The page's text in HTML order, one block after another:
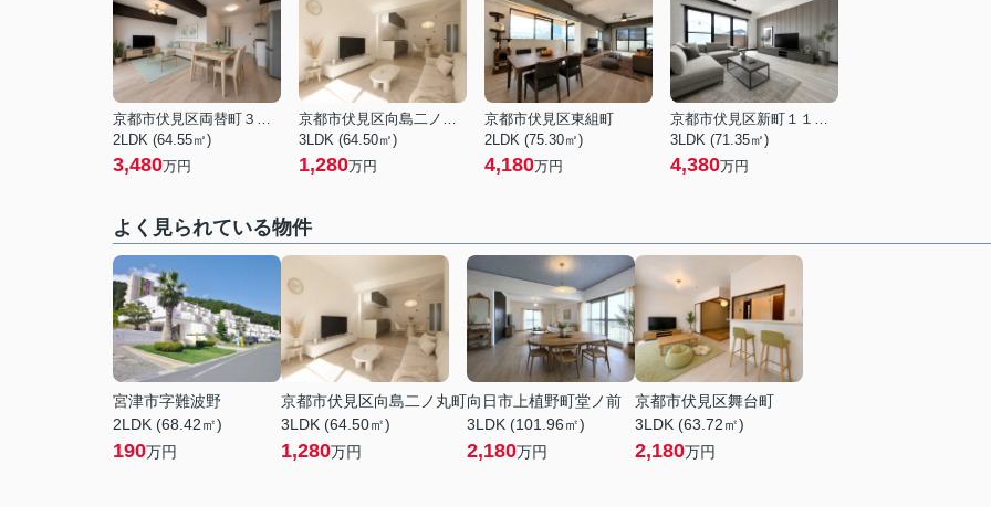
京都市伏見区両替町３丁目
2LDK (64.55㎡)
3,480万円
京都市伏見区向島二ノ丸町
3LDK (64.50㎡)
1,280万円
京都市伏見区東組町
2LDK (75.30㎡)
4,180万円
京都市伏見区新町１１丁目
3LDK (71.35㎡)
4,380万円
よく見られている物件
宮津市字難波野
2LDK (68.42㎡)
190万円
京都市伏見区向島二ノ丸町
3LDK (64.50㎡)
1,280万円
向日市上植野町堂ノ前
3LDK (101.96㎡)
2,180万円
京都市伏見区舞台町
3LDK (63.72㎡)
2,180万円